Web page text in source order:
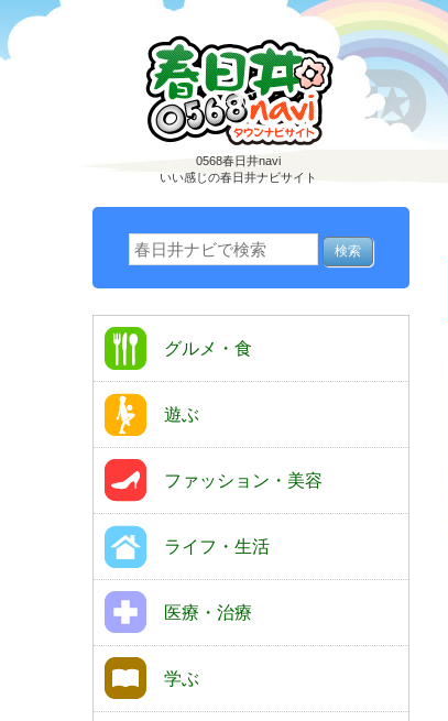
0568春日井navi
いい感じの春日井ナビサイト
グルメ・食
遊ぶ
ファッション・美容
ライフ・生活
医療・治療
学ぶ